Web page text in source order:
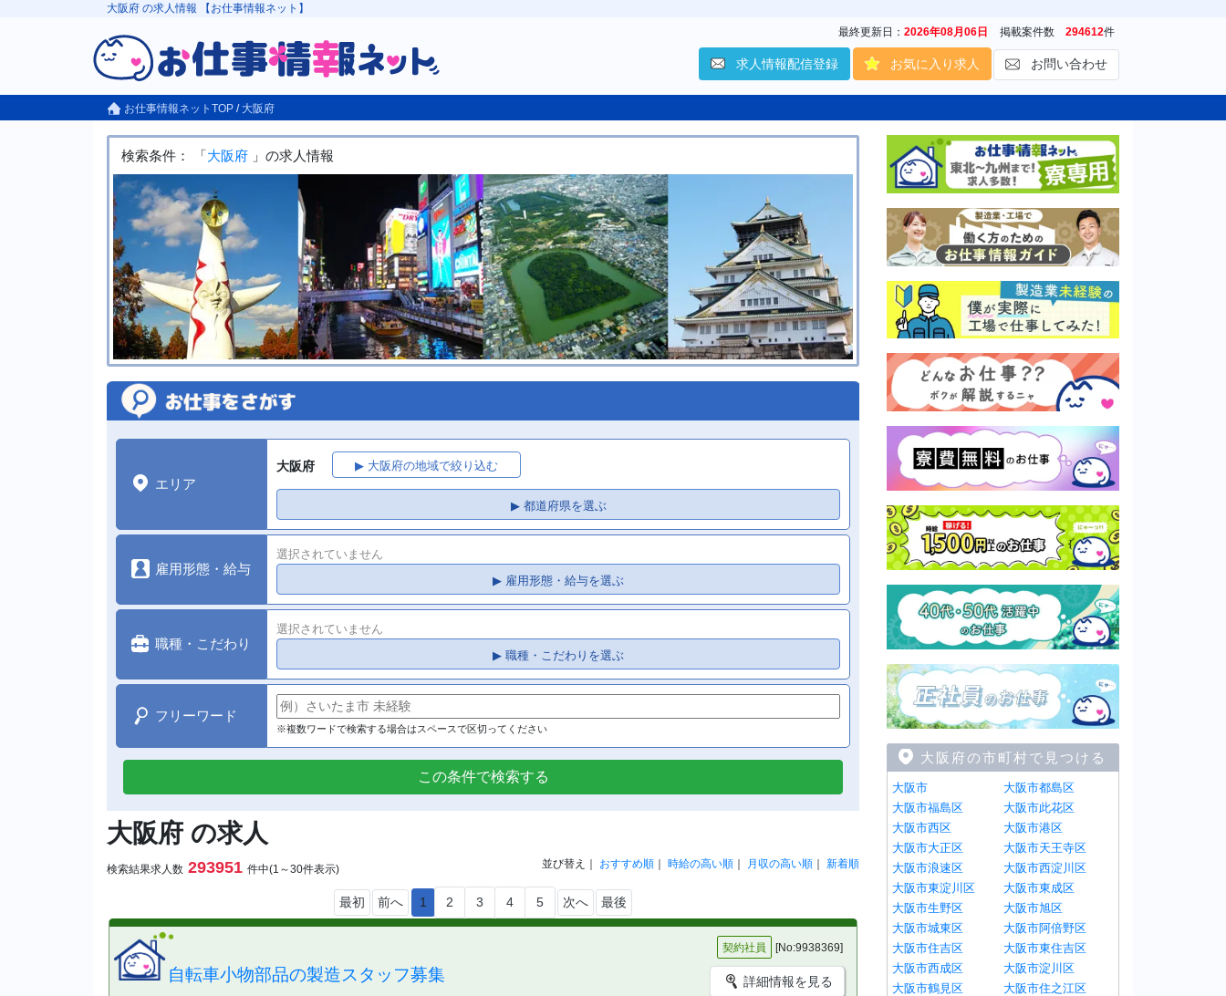
大阪府 の求人情報 【お仕事情報ネット】
最終更新日： 2026年08月06日 掲載案件数 294612件
求人情報配信登録 お気に入り求人 お問い合わせ
お仕事情報ネットTOP / 大阪府
検索条件： 「 大阪府 」の求人情報
エリア
大阪府 ▶ 大阪府の地域で絞り込む
▶ 都道府県を選ぶ
雇用形態・給与
選択されていません
▶ 雇用形態・給与を選ぶ
職種・こだわり
選択されていません
▶ 職種・こだわりを選ぶ
フリーワード
※複数ワードで検索する場合はスペースで区切ってください
この条件で検索する
大阪府 の求人
検索結果求人数 293951 件中(1～30件表示) 並び替え｜ おすすめ順 時給の高い順 月収の高い順 新着順
最初 前へ 1 2 3 4 5 次へ 最後
契約社員 [No:9938369]
自転車小物部品の製造スタッフ募集 詳細情報を見る
大阪府の市町村で見つける
大阪市
大阪市都島区
大阪市福島区
大阪市此花区
大阪市西区
大阪市港区
大阪市大正区
大阪市天王寺区
大阪市浪速区
大阪市西淀川区
大阪市東淀川区
大阪市東成区
大阪市生野区
大阪市旭区
大阪市城東区
大阪市阿倍野区
大阪市住吉区
大阪市東住吉区
大阪市西成区
大阪市淀川区
大阪市鶴見区
大阪市住之江区